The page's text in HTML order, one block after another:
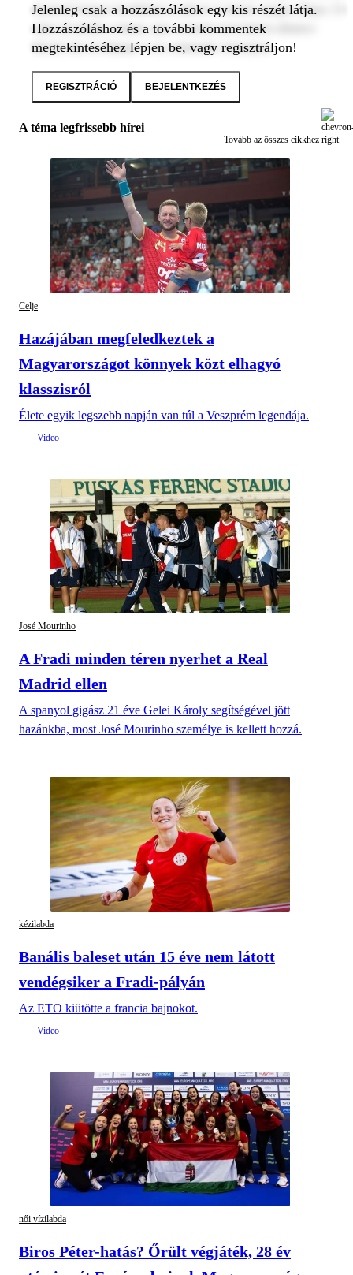
eiusmod tempor incididunt ut labore et dolore magna aliqua. Ut
enim ad minim veniam, quis nostrud exercitation ullamco
laboris nisi ut aliquip ex ea commodo consequat.
Jelenleg csak a hozzászólások egy kis részét látja.
Hozzászóláshoz és a további kommentek
megtekintéséhez lépjen be, vagy regisztráljon!
REGISZTRÁCIÓ BEJELENTKEZÉS
A téma legfrissebb hírei
Tovább az összes cikkhez
Celje
Hazájában megfeledkeztek a
Magyarországot könnyek közt elhagyó
klasszisról
Élete egyik legszebb napján van túl a Veszprém legendája.
José Mourinho
A Fradi minden téren nyerhet a Real
Madrid ellen
A spanyol gigász 21 éve Gelei Károly segítségével jött
hazánkba, most José Mourinho személye is kellett hozzá.
kézilabda
Banális baleset után 15 éve nem látott
vendégsiker a Fradi-pályán
Az ETO kiütötte a francia bajnokot.
női vízilabda
Biros Péter-hatás? Őrült végjáték, 28 év